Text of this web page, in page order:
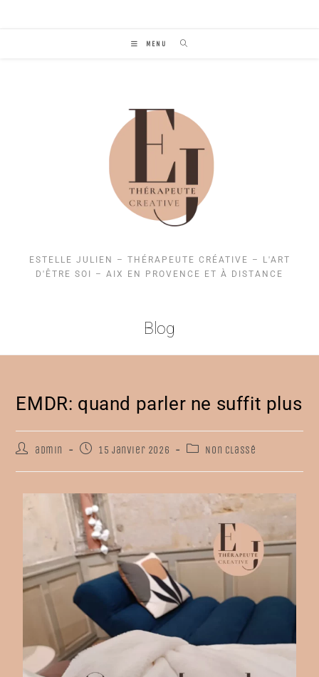
MENU
ESTELLE JULIEN – THÉRAPEUTE CRÉATIVE – L'ART
D'ÊTRE SOI – AIX EN PROVENCE ET À DISTANCE
Blog
EMDR: quand parler ne suffit plus
admin 15 janvier 2026 Non classé